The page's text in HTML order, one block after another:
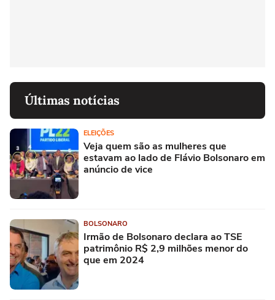
Últimas notícias
ELEIÇÕES
Veja quem são as mulheres que
estavam ao lado de Flávio Bolsonaro em
anúncio de vice
BOLSONARO
Irmão de Bolsonaro declara ao TSE
patrimônio R$ 2,9 milhões menor do
que em 2024